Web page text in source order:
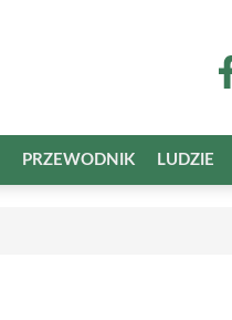
PRZEWODNIK LUDZIE